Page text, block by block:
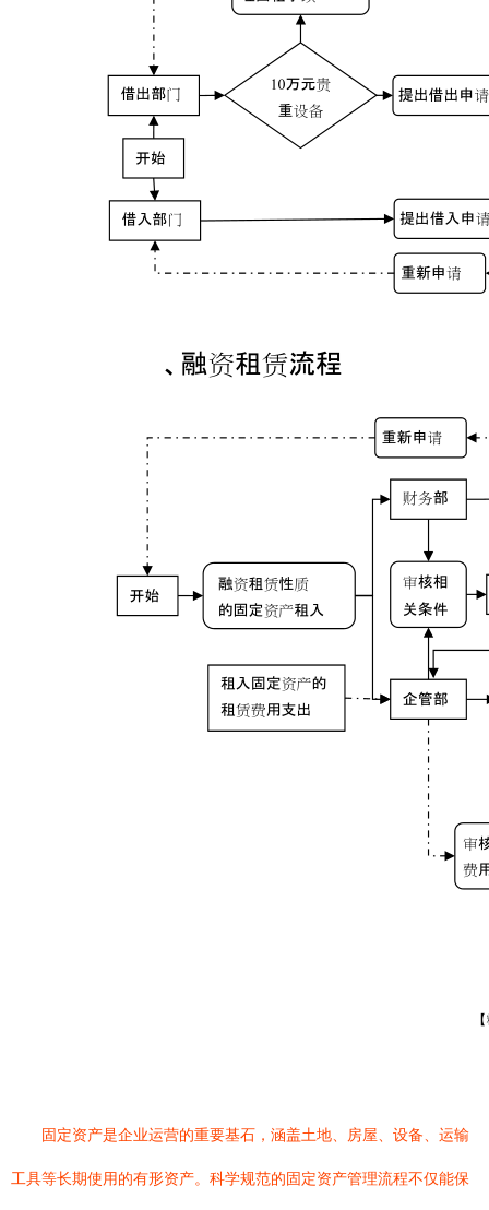
固定资产是企业运营的重要基石，涵盖土地、房屋、设备、运输
工具等长期使用的有形资产。科学规范的固定资产管理流程不仅能保